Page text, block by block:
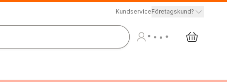
KundserviceFöretagskund?